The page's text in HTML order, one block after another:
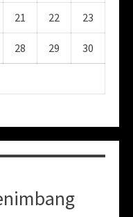
21 22 23
28 29 30